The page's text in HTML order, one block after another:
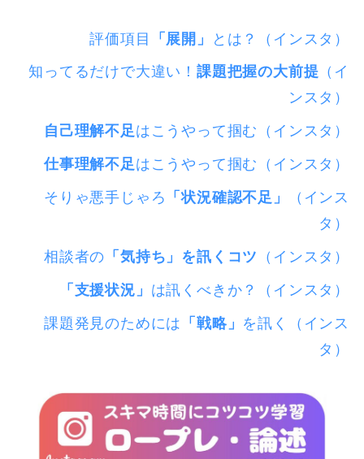
評価項目 「展開」 とは？（インスタ）
知ってるだけで大違い！課題把握の大前提 （イ
ンスタ）
自己理解不足はこうやって掴む（インスタ）
仕事理解不足はこうやって掴む（インスタ）
そりゃ悪手じゃろ 「状況確認不足」
（インス
タ）
相談者の 「気持ち」を訊くコツ （インスタ）
「支援状況」 は訊くべきか？（インスタ）
課題発見のためには 「戦略」 を訊く（インス
タ）